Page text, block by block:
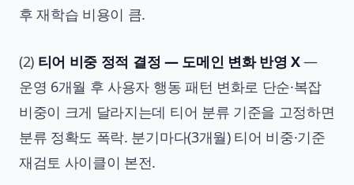
후 재학습 비용이 큼.
(2) 티어 비중 정적 결정 — 도메인 변화 반영 X—
운영 6개월 후 사용자 행동 패턴 변화로 단순·복잡
비중이 크게 달라지는데 티어 분류 기준을 고정하면
분류 정확도 폭락. 분기마다(3개월) 티어 비중·기준
재검토 사이클이 본전.